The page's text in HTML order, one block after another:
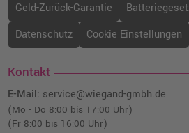
Geld-Zurück-Garantie
Datenschutz
Cookie Einstellungen
Kontakt
E-Mail: service@wiegand-gmbh.de
(Mo - Do 8:00 bis 17:00 Uhr)
(Fr 8:00 bis 16:00 Uhr)